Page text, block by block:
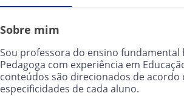
Sobre mim
Sou professora do ensino fundamental
Pedagoga com experiência em
conteúdos são direcionados de acordo
especificidades de cada aluno.